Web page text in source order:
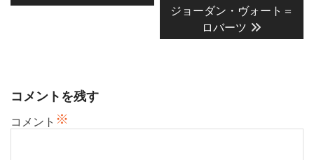
ジョーダン・ヴォート＝
ロバーツ
コメントを残す
コメント ※